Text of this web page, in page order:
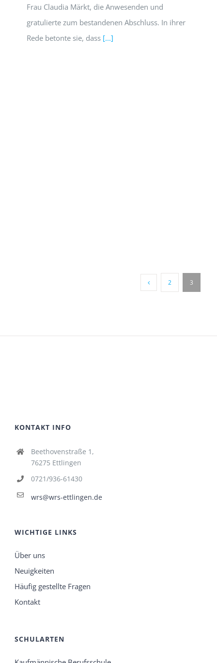
Frau Claudia Märkt, die Anwesenden und
gratulierte zum bestandenen Abschluss. In ihrer
Rede betonte sie, dass [...]
2 3
KONTAKT INFO
Beethovenstraße 1,
76275 Ettlingen
0721/936-61430
wrs@wrs-ettlingen.de
WICHTIGE LINKS
Über uns
Neuigkeiten
Häufig gestellte Fragen
Kontakt
SCHULARTEN